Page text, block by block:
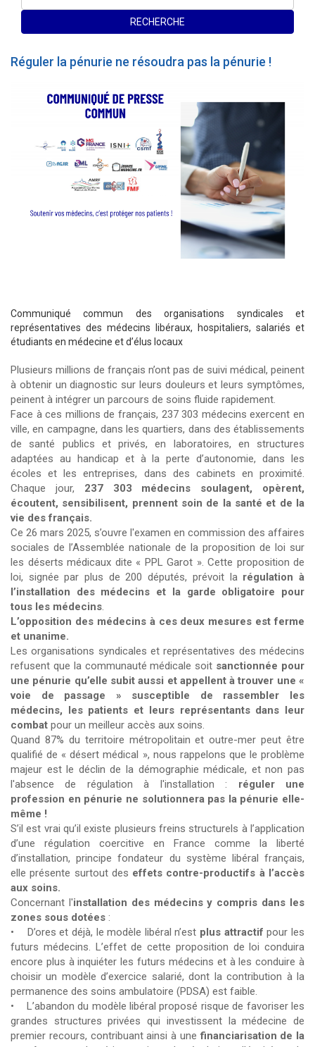
Réguler la pénurie ne résoudra pas la pénurie !
Communiqué commun des organisations syndicales et
représentatives des médecins libéraux, hospitaliers, salariés et
étudiants en médecine et d’élus locaux
Plusieurs millions de français n’ont pas de suivi médical, peinent
à obtenir un diagnostic sur leurs douleurs et leurs symptômes,
peinent à intégrer un parcours de soins fluide rapidement.
Face à ces millions de français, 237 303 médecins exercent en
ville, en campagne, dans les quartiers, dans des établissements
de santé publics et privés, en laboratoires, en structures
adaptées au handicap et à la perte d’autonomie, dans les
écoles et les entreprises, dans des cabinets en proximité.
Chaque jour, 237 303 médecins soulagent, opèrent,
écoutent, sensibilisent, prennent soin de la santé et de la
vie des français.
Ce 26 mars 2025, s’ouvre l'examen en commission des affaires
sociales de l’Assemblée nationale de la proposition de loi sur
les déserts médicaux dite « PPL Garot ». Cette proposition de
loi, signée par plus de 200 députés, prévoit la régulation à
l’installation des médecins et la garde obligatoire pour
tous les médecins.
L’opposition des médecins à ces deux mesures est ferme
et unanime.
Les organisations syndicales et représentatives des médecins
refusent que la communauté médicale soit sanctionnée pour
une pénurie qu’elle subit aussi et appellent à trouver une «
voie de passage » susceptible de rassembler les
médecins, les patients et leurs représentants dans leur
combat pour un meilleur accès aux soins.
Quand 87% du territoire métropolitain et outre-mer peut être
qualifié de « désert médical », nous rappelons que le problème
majeur est le déclin de la démographie médicale, et non pas
l'absence de régulation à l'installation : réguler une
profession en pénurie ne solutionnera pas la pénurie elle-
même !
S’il est vrai qu’il existe plusieurs freins structurels à l’application
d’une régulation coercitive en France comme la liberté
d’installation, principe fondateur du système libéral français,
elle présente surtout des effets contre-productifs à l’accès
aux soins.
Concernant l'installation des médecins y compris dans les
zones sous dotées :
• D’ores et déjà, le modèle libéral n’est plus attractifpour les
futurs médecins. L’effet de cette proposition de loi conduira
encore plus à inquiéter les futurs médecins et à les conduire à
choisir un modèle d’exercice salarié, dont la contribution à la
permanence des soins ambulatoire (PDSA) est faible.
• L’abandon du modèle libéral proposé risque de favoriser les
grandes structures privées qui investissent la médecine de
premier recours, contribuant ainsi à unefinanciarisation de la